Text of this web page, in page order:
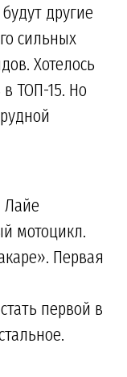
другие
сильных
Хотелось
ТОП-15. Но
Лайе
мотоцикл.
Первая
первой в